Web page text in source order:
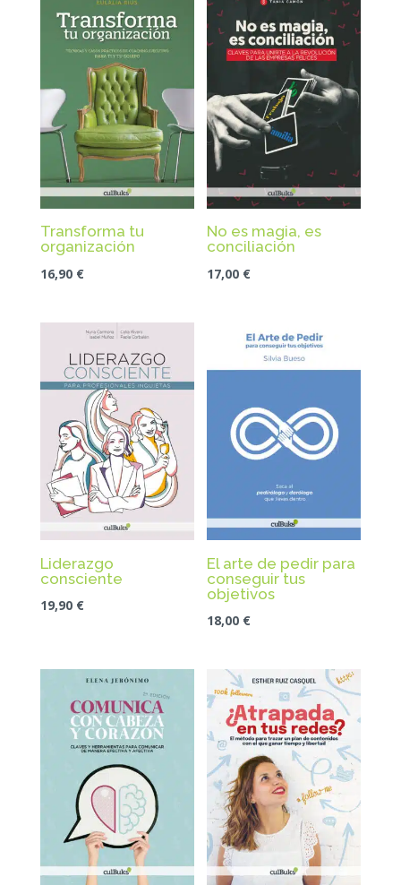
Transforma tu
organización
16,90 €
No es magia, es
conciliación
17,00 €
Liderazgo
consciente
19,90 €
El arte de pedir para
conseguir tus
objetivos
18,00 €